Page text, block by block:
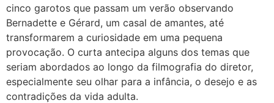
cinco garotos que passam um verão observando
Bernadette e Gérard, um casal de amantes, até
transformarem a curiosidade em uma pequena
provocação. O curta antecipa alguns dos temas que
seriam abordados ao longo da filmografia do diretor,
especialmente seu olhar para a infância, o desejo e as
contradições da vida adulta.